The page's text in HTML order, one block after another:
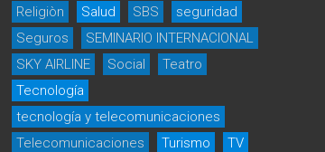
Religiòn
Salud SBS
seguridad
Seguros
SEMINARIO INTERNACIONAL
SKY AIRLINE
Social
Teatro
Tecnología
tecnología y telecomunicaciones
Telecomunicaciones
Turismo
TV